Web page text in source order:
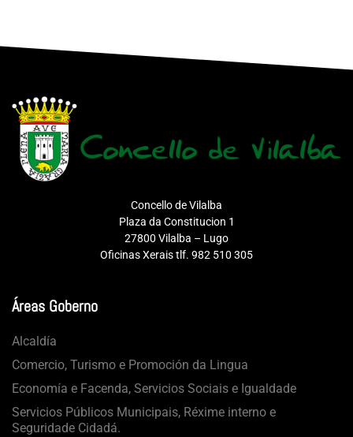
Concello de Vilalba
Plaza da Constitucion 1
27800 Vilalba – Lugo
Oficinas Xerais tlf. 982 510 305
Áreas Goberno
Alcaldía
Comercio, Turismo e Promoción da Lingua
Economía e Facenda, Servicios Sociais e Igualdade
Servicios Públicos Municipais, Réxime interno e
Seguridade Cidadá.